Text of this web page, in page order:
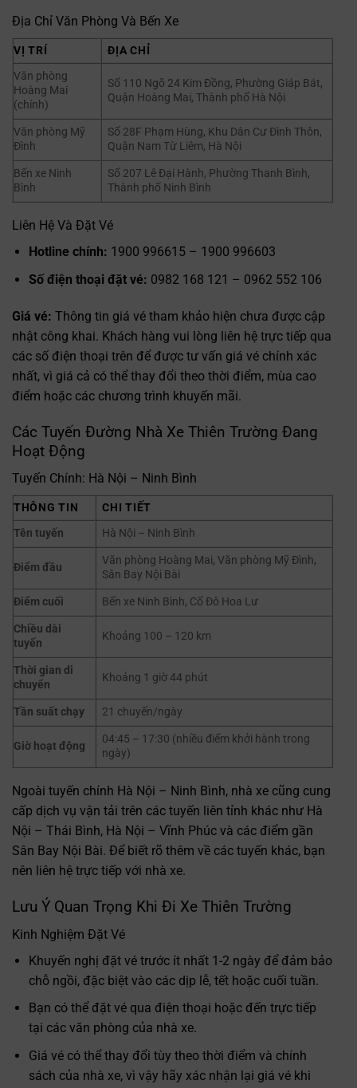
Địa Chỉ Văn Phòng Và Bến Xe
VỊ TRÍ
ĐỊA CHỈ
Văn phòng
Hoàng Mai
(chính)
Số 110 Ngõ 24 Kim Đồng, Phường Giáp Bát,
Quận Hoàng Mai, Thành phố Hà Nội
Văn phòng Mỹ
Đình
Số 28F Phạm Hùng, Khu Dân Cư Đình Thôn,
Quận Nam Từ Liêm, Hà Nội
Bến xe Ninh
Bình
Số 207 Lê Đại Hành, Phường Thanh Bình,
Thành phố Ninh Bình
Liên Hệ Và Đặt Vé
Hotline chính: 1900 996615 – 1900 996603
Số điện thoại đặt vé: 0982 168 121 – 0962 552 106
Giá vé: Thông tin giá vé tham khảo hiện chưa được cập
nhật công khai. Khách hàng vui lòng liên hệ trực tiếp qua
các số điện thoại trên để được tư vấn giá vé chính xác
nhất, vì giá cả có thể thay đổi theo thời điểm, mùa cao
điểm hoặc các chương trình khuyến mãi.
Các Tuyến Đường Nhà Xe Thiên Trường Đang
Hoạt Động
Tuyến Chính: Hà Nội – Ninh Bình
THÔNG TIN
CHI TIẾT
Tên tuyến
Hà Nội – Ninh Bình
Điểm đầu
Văn phòng Hoàng Mai, Văn phòng Mỹ Đình,
Sân Bay Nội Bài
Điểm cuối
Bến xe Ninh Bình, Cố Đô Hoa Lư
Chiều dài
tuyến
Khoảng 100 – 120 km
Thời gian di
chuyển
Khoảng 1 giờ 44 phút
Tần suất chạy 21 chuyến/ngày
Giờ hoạt động
04:45 – 17:30 (nhiều điểm khởi hành trong
ngày)
Ngoài tuyến chính Hà Nội – Ninh Bình, nhà xe cũng cung
cấp dịch vụ vận tải trên các tuyến liên tỉnh khác như Hà
Nội – Thái Bình, Hà Nội – Vĩnh Phúc và các điểm gần
Sân Bay Nội Bài. Để biết rõ thêm về các tuyến khác, bạn
nên liên hệ trực tiếp với nhà xe.
Lưu Ý Quan Trọng Khi Đi Xe Thiên Trường
Kinh Nghiệm Đặt Vé
Khuyến nghị đặt vé trước ít nhất 1-2 ngày để đảm bảo
chỗ ngồi, đặc biệt vào các dịp lễ, tết hoặc cuối tuần.
Bạn có thể đặt vé qua điện thoại hoặc đến trực tiếp
tại các văn phòng của nhà xe.
Giá vé có thể thay đổi tùy theo thời điểm và chính
sách của nhà xe, vì vậy hãy xác nhận lại giá vé khi